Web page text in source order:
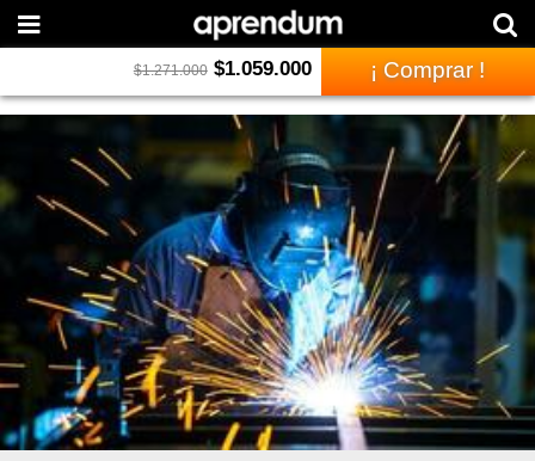
$1.271.000 $1.059.000 ¡ Comprar !